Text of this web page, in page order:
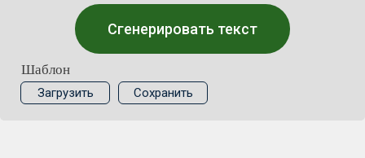
Сгенерировать текст
Шаблон
Загрузить Сохранить